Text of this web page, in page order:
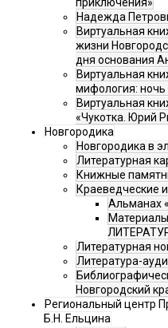
приключения»
Надежда
Виртуальная
жизни
дня основания
Виртуальная
мифология:
Виртуальная
«Чукотка. Юрий
Новгородика
Новгородика в
Литературная
Книжные
Краеведческие
Альманах
Литературная
Литература-
Новгородский
Региональный центр
Б.Н. Ельцина